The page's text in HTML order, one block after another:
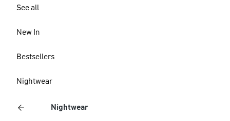
See all
New In
Bestsellers
Nightwear
Nightwear